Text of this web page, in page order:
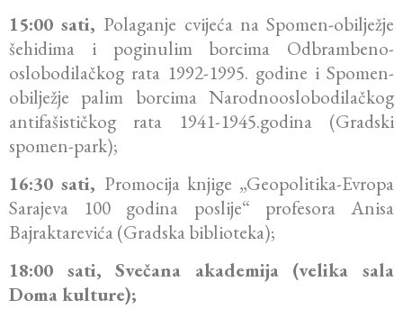
15:00 sati, Polaganje cvijeća na Spomen-obilježje
šehidima i poginulim borcima Odbrambeno-
oslobodilačkog rata 1992-1995. godine i Spomen-
obilježje palim borcima Narodnooslobodilačkog
antifašističkog rata 1941-1945.godina (Gradski
spomen-park);
16:30 sati, Promocija knjige „Geopolitika-Evropa
Sarajeva 100 godina poslije“ profesora Anisa
Bajraktarevića (Gradska biblioteka);
18:00 sati, Svečana akademija (velika sala
Doma kulture);